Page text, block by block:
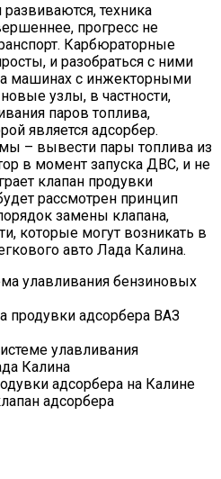
техника
прогресс не
Карбюраторные
и разобраться с ними
машинах с инжекторными
узлы, в частности,
паров топлива,
является адсорбер.
– вывести пары топлива из
в момент запуска ДВС, и не
клапан продувки
рассмотрен принцип
замены клапана,
которые могут возникать в
авто Лада Калина.
улавливания бензиновых
продувки адсорбера ВАЗ
улавливания
Калина
адсорбера на Калине
адсорбера